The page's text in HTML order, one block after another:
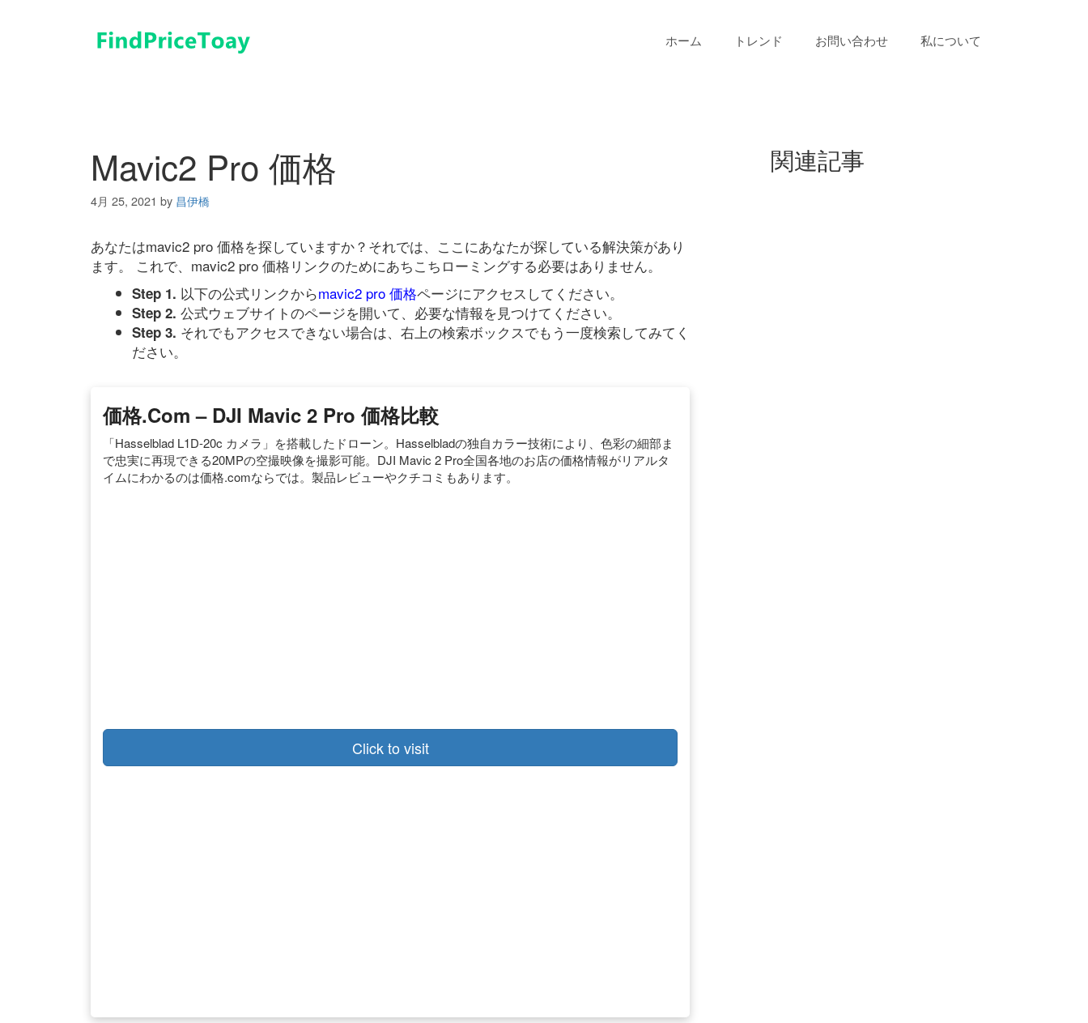
ホーム トレンド お問い合わせ 私について
Mavic2 Pro 価格
4月 25, 2021 by 昌伊橋
あなたはmavic2 pro 価格を探していますか？それでは、ここにあなたが探している解決策があり
ます。 これで、mavic2 pro 価格リンクのためにあちこちローミングする必要はありません。
Step 1. 以下の公式リンクからmavic2 pro 価格ページにアクセスしてください。
Step 2. 公式ウェブサイトのページを開いて、必要な情報を見つけてください。
Step 3. それでもアクセスできない場合は、右上の検索ボックスでもう一度検索してみてく
ださい。
価格.com – DJI Mavic 2 Pro 価格比較
「Hasselblad L1D-20c カメラ」を搭載したドローン。Hasselbladの独自カラー技術により、色彩の細部ま
で忠実に再現できる20MPの空撮映像を撮影可能。DJI Mavic 2 Pro全国各地のお店の価格情報がリアルタ
イムにわかるのは価格.comならでは。製品レビューやクチコミもあります。
Click to visit
関連記事